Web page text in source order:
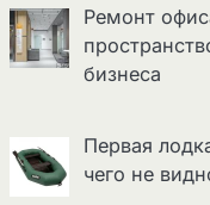
Ремонт
бизнеса
Первая
чего не